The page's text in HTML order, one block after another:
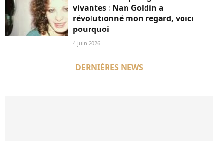
vivantes : Nan Goldin a
révolutionné mon regard, voici
pourquoi
4 juin 2026
DERNIÈRES NEWS